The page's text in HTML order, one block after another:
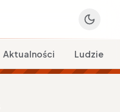
Aktualności Ludzie